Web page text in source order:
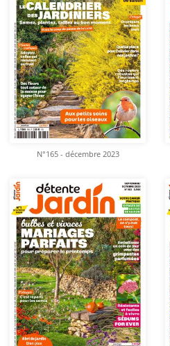
N°165 - décembre 2023